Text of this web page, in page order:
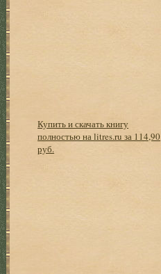
Купить и скачать книгу
полностью на litres.ru за 114,90
руб.